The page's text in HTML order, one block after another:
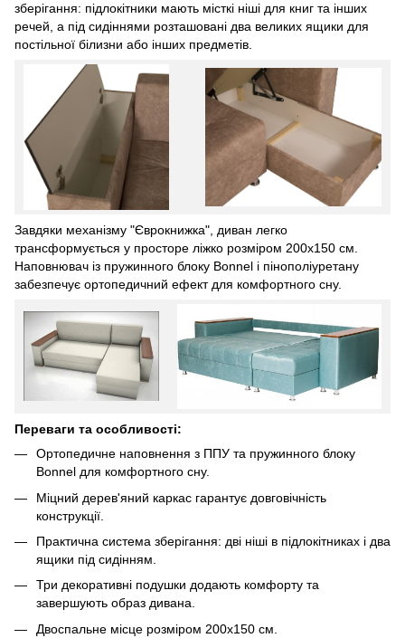
зберігання: підлокітники мають місткі ніші для книг та інших
речей, а під сидіннями розташовані два великих ящики для
постільної білизни або інших предметів.
Завдяки механізму "Єврокнижка", диван легко
трансформується у просторе ліжко розміром 200х150 см.
Наповнювач із пружинного блоку Bonnel і пінополіуретану
забезпечує ортопедичний ефект для комфортного сну.
Переваги та особливості:
Ортопедичне наповнення з ППУ та пружинного блоку
Bonnel для комфортного сну.
Міцний дерев'яний каркас гарантує довговічність
конструкції.
Практична система зберігання: дві ніші в підлокітниках і два
ящики під сидінням.
Три декоративні подушки додають комфорту та
завершують образ дивана.
Двоспальне місце розміром 200х150 см.